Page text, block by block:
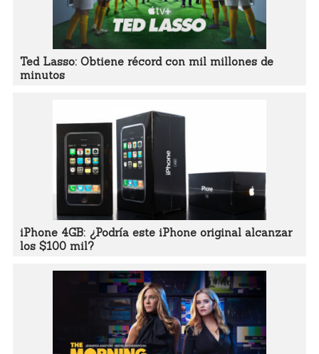
Ted Lasso: Obtiene récord con mil millones de
minutos
iPhone 4GB: ¿Podría este iPhone original alcanzar
los $100 mil?